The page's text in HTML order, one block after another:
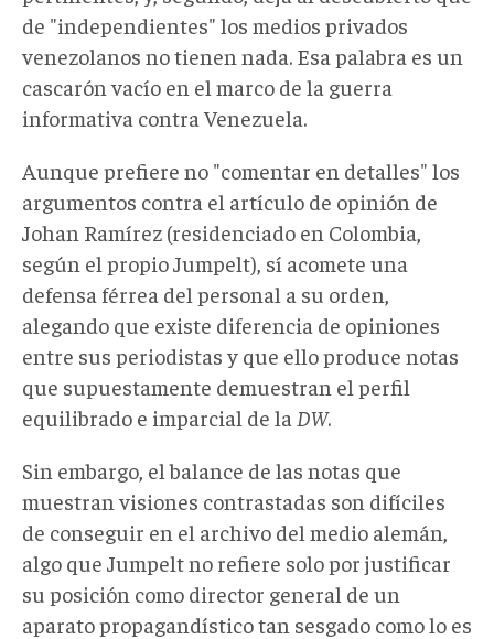
de "independientes" los medios privados
venezolanos no tienen nada. Esa palabra es un
cascarón vacío en el marco de la guerra
informativa contra Venezuela.
Aunque prefiere no "comentar en detalles" los
argumentos contra el artículo de opinión de
Johan Ramírez (residenciado en Colombia,
según el propio Jumpelt), sí acomete una
defensa férrea del personal a su orden,
alegando que existe diferencia de opiniones
entre sus periodistas y que ello produce notas
que supuestamente demuestran el perfil
equilibrado e imparcial de la DW.
Sin embargo, el balance de las notas que
muestran visiones contrastadas son difíciles
de conseguir en el archivo del medio alemán,
algo que Jumpelt no refiere solo por justificar
su posición como director general de un
aparato propagandístico tan sesgado como lo es